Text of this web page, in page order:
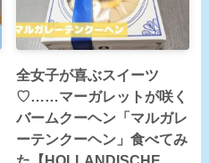
全女子が喜ぶスイーツ
♡……マーガレットが咲く
バームクーヘン「マルガレ
ーテンクーヘン」食べてみ